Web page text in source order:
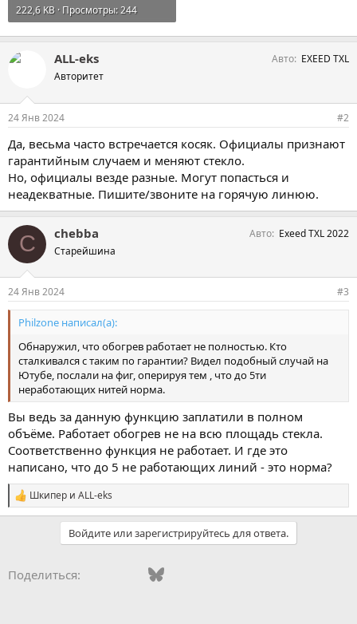
222,6 KB · Просмотры: 244
ALL-eks
Авторитет
Авто EXEED TXL
24 Янв 2024 #2
Да, весьма часто встречается косяк. Официалы признают
гарантийным случаем и меняют стекло.
Но, официалы везде разные. Могут попасться и
неадекватные. Пишите/звоните на горячую линюю.
C chebba
Старейшина
Авто Exeed TXL 2022
24 Янв 2024 #3
Philzone написал(а):
Обнаружил, что обогрев работает не полностью. Кто
сталкивался с таким по гарантии? Видел подобный случай на
Ютубе, послали на фиг, оперируя тем , что до 5ти
неработающих нитей норма.
Вы ведь за данную функцию заплатили в полном
объёме. Работает обогрев не на всю площадь стекла.
Соответственно функция не работает. И где это
написано, что до 5 не работающих линий - это норма?
С
и
и
Шкипер и ALL-eks
Войдите или зарегистрируйтесь для ответа.
Поделиться: Vkontakte
FacebookBluesky